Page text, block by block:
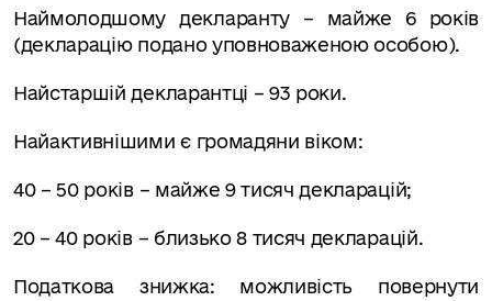
Наймолодшому декларанту – майже 6 років
(декларацію подано уповноваженою особою).
Найстаршій декларантці – 93 роки.
Найактивнішими є громадяни віком:
40 – 50 років– майже 9 тисяч декларацій;
20 – 40 років– близько 8 тисяч декларацій.
Податкова знижка: можливість повернути